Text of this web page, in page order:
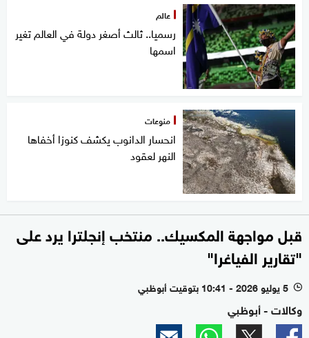
عالم
رسميا.. ثالث أصغر دولة في العالم تغير
اسمها
منوعات
انحسار الدانوب يكشف كنوزا أخفاها
النهر لعقود
قبل مواجهة المكسيك.. منتخب إنجلترا يرد على
"تقارير الفياغرا"
l 5 يوليو 2026 - 10:41 بتوقيت أبوظبي
وكالات - أبوظبي